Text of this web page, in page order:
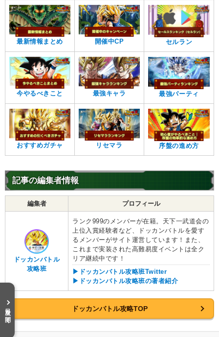
最新情報まとめ 開催中CP セルラン
今やるべきこと 最強キャラ 最強パーティ
おすすめガチャ リセマラ 序盤の進め方
記事の編集者情報
編集者 プロフィール
ドッカンバトル
攻略班
ランク999のメンバーが在籍。天下一武道会の
上位入賞経験者など、ドッカンバトルを愛す
るメンバーがサイト運営しています！また、
これまで実装された高難易度イベントは全ク
リア継続中です！
▶ドッカンバトル攻略班Twitter
▶ドッカンバトル攻略班の著者紹介
ドッカンバトル攻略TOP
目次を開く